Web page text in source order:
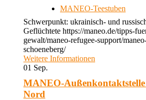
MANEO-Teestuben
Schwerpunkt: ukrainisch- und
Geflüchtete https://maneo.de/tipps-
gewalt/maneo-refugee-support/
schoeneberg/
Weitere Informationen
01 Sep.
MANEO-
Nord